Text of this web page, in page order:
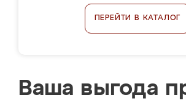
ПЕРЕЙТИ В КАТАЛОГ
Ваша выгода